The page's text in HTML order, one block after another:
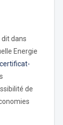
dans
Energie
de